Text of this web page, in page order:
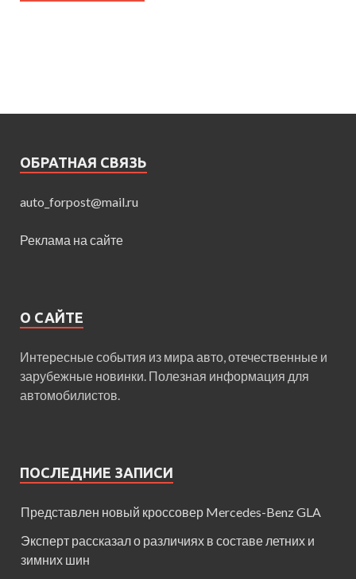
ОБРАТНАЯ СВЯЗЬ
auto_forpost@mail.ru
Реклама на сайте
О САЙТЕ
Интересные события из мира авто, отечественные и
зарубежные новинки. Полезная информация для
автомобилистов.
ПОСЛЕДНИЕ ЗАПИСИ
Представлен новый кроссовер Mercedes-Benz GLA
Эксперт рассказал о различиях в составе летних и
зимних шин